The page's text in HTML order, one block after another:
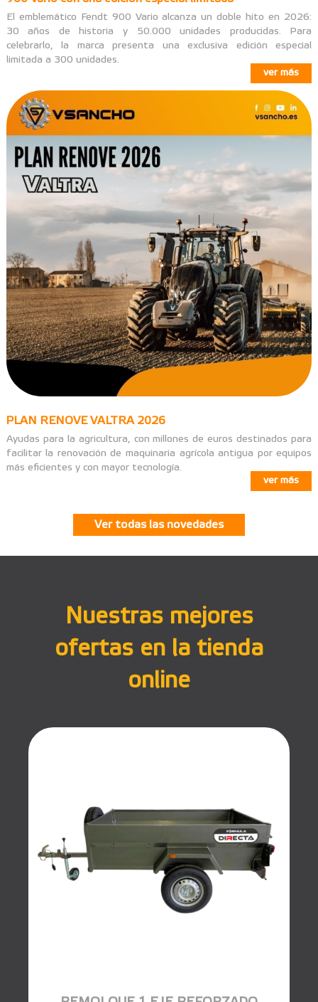
El emblemático Fendt 900 Vario alcanza un doble hito en 2026:
30 años de historia y 50.000 unidades producidas. Para
celebrarlo, la marca presenta una exclusiva edición especial
limitada a 300 unidades.
ver más
PLAN RENOVE VALTRA 2026
Ayudas para la agricultura, con millones de euros destinados para
facilitar la renovación de maquinaria agrícola antigua por equipos
más eficientes y con mayor tecnología.
ver más
Ver todas las novedades
Nuestras mejores
ofertas en la tienda
online